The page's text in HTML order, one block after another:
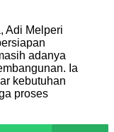
Adi Melperi
adanya
Ia
kebutuhan
proses